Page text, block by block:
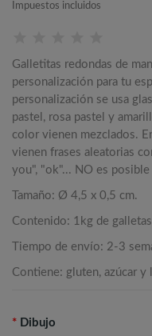
Impuestos incluidos
Galletitas redondas de
personalización para tu
personalización se usa
pastel, rosa pastel y
color vienen mezclados.
vienen frases aleatorias
you", "ok"... NO es posible
Tamaño: Ø 4,5 x 0,5 cm.
Contenido: 1kg de
Tiempo de envío: 2-3
Contiene: gluten, azúcar y
* Dibujo